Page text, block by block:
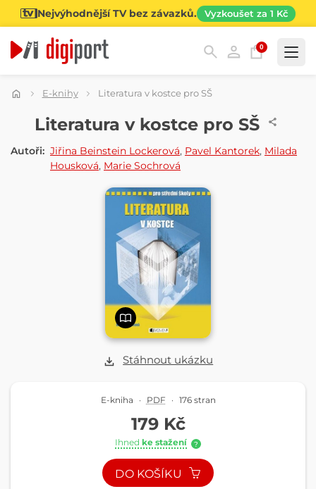
Nejvýhodnější TV bez závazků. Vyzkoušet za 1 Kč
0
Kategorie
E-knihy Literatura v kostce pro SŠ
Stáhnout ukázku
E-KNIHALiteratura v kostce pro SŠ
Autoři: Jiřina Beinstein Lockerová, Pavel Kantorek, Milada
Housková, Marie Sochrová
E-kniha · PDF · 176 stran
179 Kč
Ihned ke stažení ?
DO KOŠÍKU